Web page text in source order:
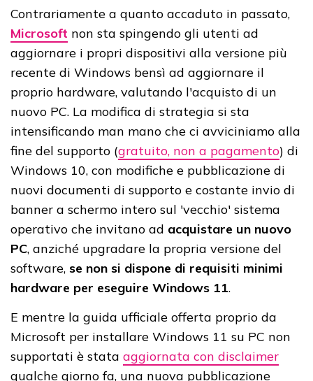
Contrariamente a quanto accaduto in passato,
Microsoft non sta spingendo gli utenti ad
aggiornare i propri dispositivi alla versione più
recente di Windows bensì ad aggiornare il
proprio hardware, valutando l'acquisto di un
nuovo PC. La modifica di strategia si sta
intensificando man mano che ci avviciniamo alla
fine del supporto (gratuito, non a pagamento) di
Windows 10, con modifiche e pubblicazione di
nuovi documenti di supporto e costante invio di
banner a schermo intero sul 'vecchio' sistema
operativo che invitano ad acquistare un nuovo
PC, anziché upgradare la propria versione del
software, se non si dispone di requisiti minimi
hardware per eseguire Windows 11.
E mentre la guida ufficiale offerta proprio da
Microsoft per installare Windows 11 su PC non
supportati è stata aggiornata con disclaimer
qualche giorno fa, una nuova pubblicazione